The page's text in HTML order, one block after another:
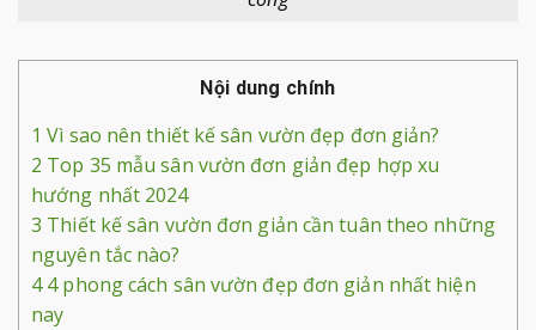
Nội dung chính
1 Vì sao nên thiết kế sân vườn đẹp đơn giản?
2 Top 35 mẫu sân vườn đơn giản đẹp hợp xu
hướng nhất 2024
3 Thiết kế sân vườn đơn giản cần tuân theo những
nguyên tắc nào?
44 phong cách sân vườn đẹp đơn giản nhất hiện
nay